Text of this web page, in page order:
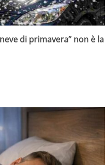
di primavera” non è la